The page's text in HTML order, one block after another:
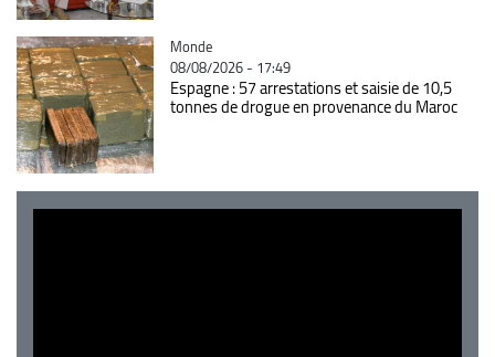
Catégorie
Monde
08/08/2026 - 17:49
Espagne : 57 arrestations et saisie de 10,5
tonnes de drogue en provenance du Maroc